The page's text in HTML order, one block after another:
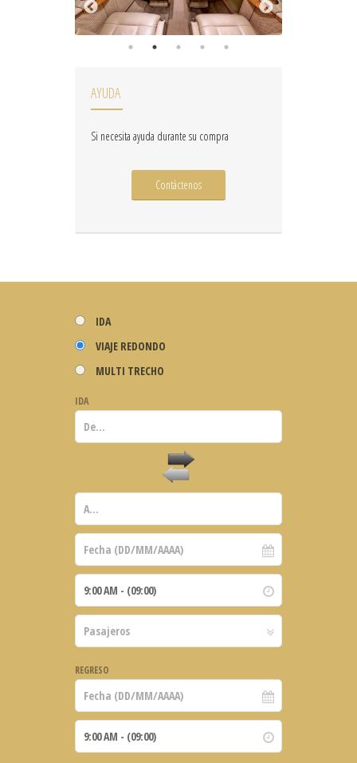
AYUDA
Si necesita ayuda durante su compra
Contáctenos
IDA
VIAJE REDONDO
MULTI TRECHO
IDA
REGRESO